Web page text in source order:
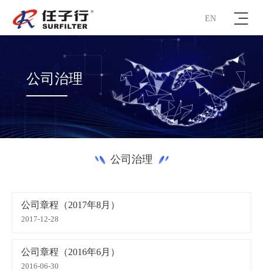
EN
公司治理
公司治理
公司章程（2017年8月）
2017-12-28
公司章程（2016年6月）
2016-06-30